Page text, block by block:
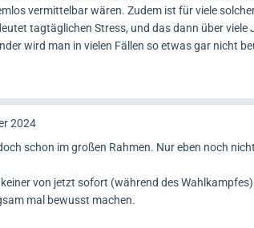
vermittelbar wären. Zudem ist für viele
tagtäglichen Stress, und das dann über
wird man in vielen Fällen so etwas gar nicht
2024
schon im großen Rahmen. Nur eben noch
von jetzt sofort (während des
mal bewusst machen.